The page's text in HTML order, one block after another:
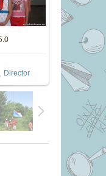
800x600
Director